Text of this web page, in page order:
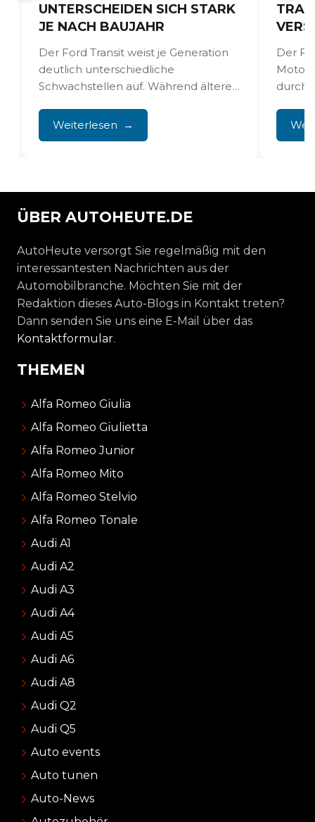
UNTERSCHEIDEN SICH STARK
JE NACH BAUJAHR
Der Ford Transit weist je Generation
deutlich unterschiedliche
Schwachstellen auf. Während ältere
Karosserieverschleiß zu...
Weiterlesen
Der
Motor
durch
ÜBER AUTOHEUTE.DE
AutoHeute versorgt Sie regelmäßig mit den
interessantesten Nachrichten aus der
Automobilbranche. Möchten Sie mit der
Redaktion dieses Auto-Blogs in Kontakt treten?
Dann senden Sie uns eine E-Mail über das
Kontaktformular.
THEMEN
Alfa Romeo Giulia
Alfa Romeo Giulietta
Alfa Romeo Junior
Alfa Romeo Mito
Alfa Romeo Stelvio
Alfa Romeo Tonale
Audi A1
Audi A2
Audi A3
Audi A4
Audi A5
Audi A6
Audi A8
Audi Q2
Audi Q5
Auto events
Auto tunen
Auto-News